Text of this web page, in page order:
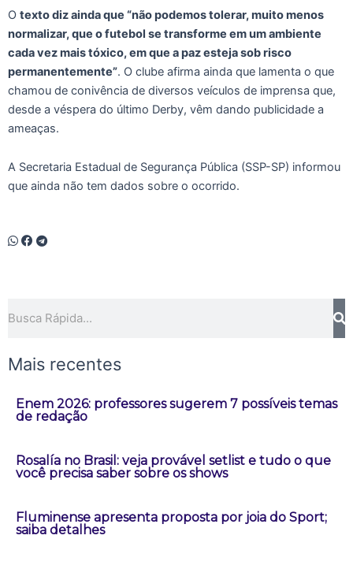
O texto diz ainda que “não podemos tolerar, muito menos
normalizar, que o futebol se transforme em um ambiente
cada vez mais tóxico, em que a paz esteja sob risco
permanentemente”. O clube afirma ainda que lamenta o que
chamou de conivência de diversos veículos de imprensa que,
desde a véspera do último Derby, vêm dando publicidade a
ameaças.
A Secretaria Estadual de Segurança Pública (SSP-SP) informou
que ainda não tem dados sobre o ocorrido.
Mais recentes
Enem 2026: professores sugerem 7 possíveis temas
de redação
Rosalía no Brasil: veja provável setlist e tudo o que
você precisa saber sobre os shows
Fluminense apresenta proposta por joia do Sport;
saiba detalhes